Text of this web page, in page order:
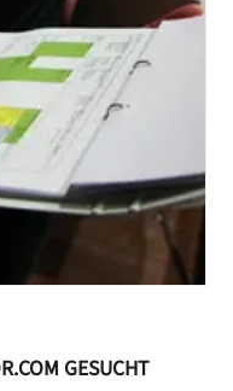
GESUCHT